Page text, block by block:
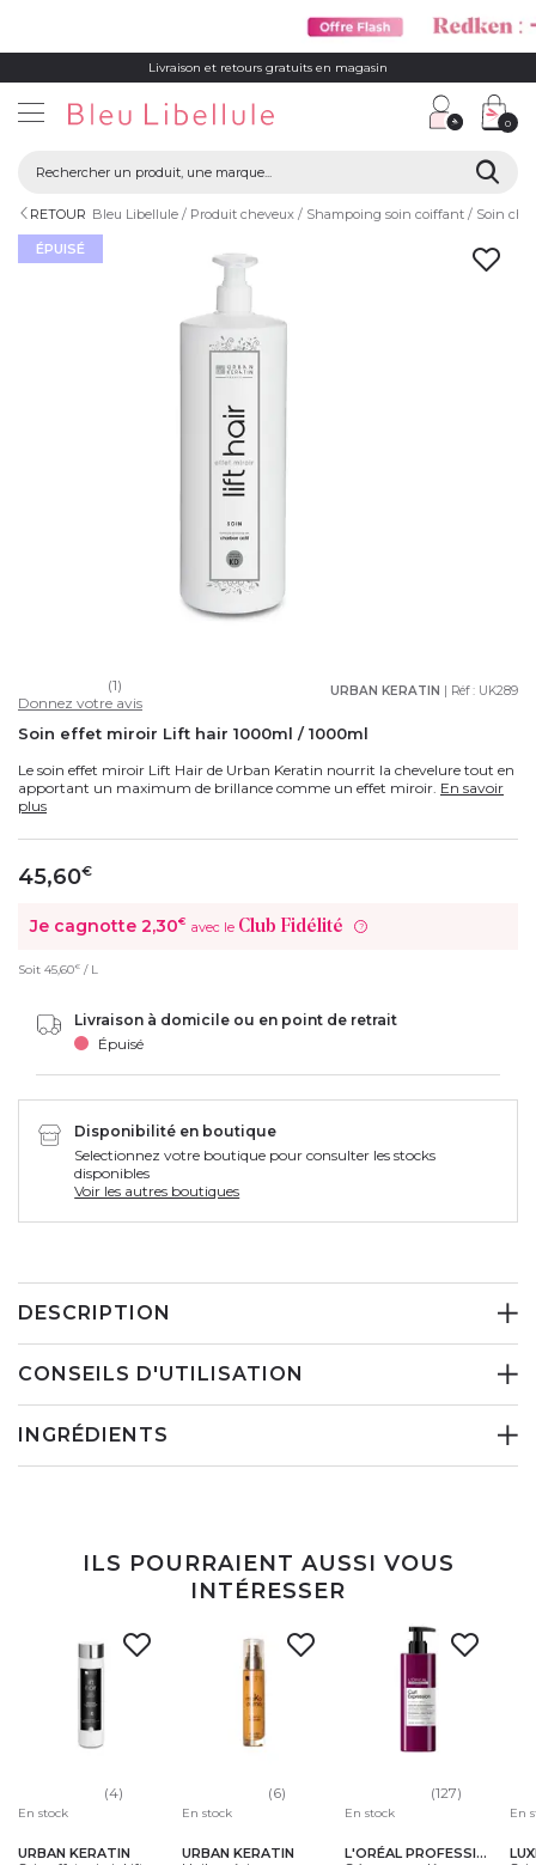
Livraison et retours gratuits en magasin
0
RETOUR Bleu Libellule Produit cheveux Shampoing soin coiffant Soin
ÉPUISÉ
URBAN KERATIN | Réf : UK289
(1)
Donnez votre avis
Soin effet miroir Lift hair 1000ml / 1000ml
Le soin effet miroir Lift Hair de Urban Keratin nourrit la chevelure tout en
apportant un maximum de brillance comme un effet miroir. En savoir
plus
45,60€
Je cagnotte 2,30€ avec le Club Fidélité ?
Soit 45,60€ / L
Livraison à domicile ou en point de retrait
Épuisé
Disponibilité en boutique
Selectionnez votre boutique pour consulter les stocks
disponibles
Voir les autres boutiques
DESCRIPTION
CONSEILS D'UTILISATION
INGRÉDIENTS
ILS POURRAIENT AUSSI VOUS
INTÉRESSER
(4)
En stock
URBAN KERATIN
(6)
En stock
URBAN KERATIN
(127)
En stock
L'ORÉAL PROFESSIONNEL
En